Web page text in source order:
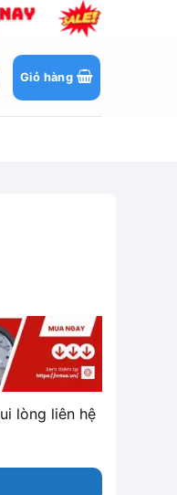
Giỏ hàng
lòng liên hệ